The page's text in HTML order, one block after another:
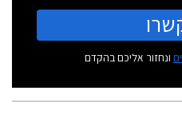
ונחזור אליכם בהקדם